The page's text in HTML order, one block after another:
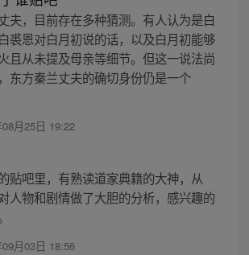
夫，目前存在多种猜测。有人认为是白
裘恩对白月初说的话，以及白月初能够
且从未提及母亲等细节。但这一说法尚
东方秦兰丈夫的确切身份仍是一个
月25日 19:22
贴吧里，有熟读道家典籍的大神，从
人物和剧情做了大胆的分析，感兴趣的
月03日 18:56